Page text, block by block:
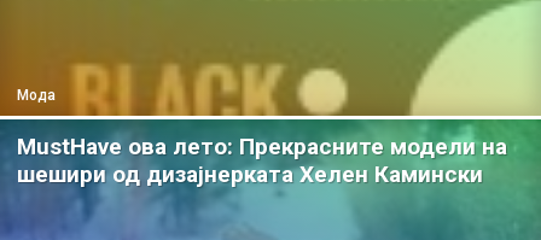
Мода
MustHave ова лето: Прекрасните модели на
шешири од дизајнерката Хелен Камински